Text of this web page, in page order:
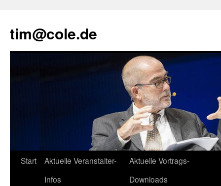
tim@cole.de
Start
Aktuelle Veranstalter-
Infos
Aktuelle Vortrags-
Downloads